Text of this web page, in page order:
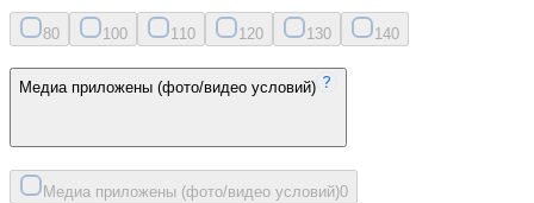
80 100 11 0 120 130 140
Медиа приложены (фото/видео условий)
Медиа приложены (фото/видео условий)0